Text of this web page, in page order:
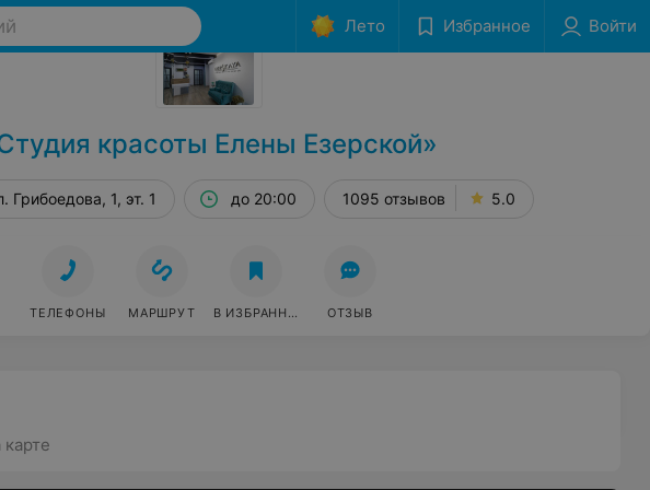
Лето Избранное Войти
Сообщить об ошибке
красоты Елены Езерской»
Грибоедова, 1, эт. 1 до 20:00 1095 отзывов 5.0
ТЕЛЕФОНЫ МАРШРУТ В ИЗБРАННОЕ ОТЗЫВ
карте